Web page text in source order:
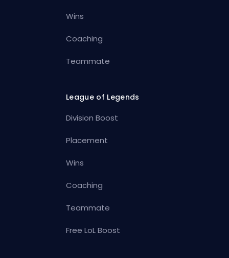
Wins
Coaching
Teammate
League of Legends
Division Boost
Placement
Wins
Coaching
Teammate
Free LoL Boost